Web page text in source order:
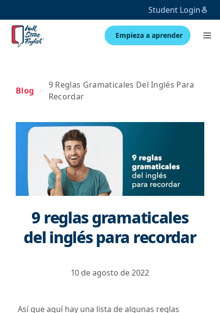
Student Login
Empieza a aprender
Blog
9 Reglas Gramaticales Del Inglés Para
Recordar
9 reglas gramaticales
del inglés para recordar
10 de agosto de 2022
Así que aquí hay una lista de algunas reglas